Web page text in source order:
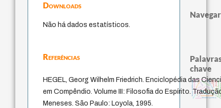
Downloads
Não há dados estatísticos.
Referências
HEGEL, Georg Wilhelm Friedrich. Enciclopédia das
em Compêndio. Volume III: Filosofia do Espírito.
Meneses. São Paulo: Loyola, 1995.
Navegar
chave
fundamentalismo
jacobi
protágorasexperiência
metafísica do tempogénero
idade
intolerância
history of philosophy identidade nacional
homem-medida
j.c.m. neto
palavra
literatura (poética)
perdón
leyes
violencia
guayaquil
logos
pedagogia
lei
arquivos mentais
desejo
mind therapy
animais